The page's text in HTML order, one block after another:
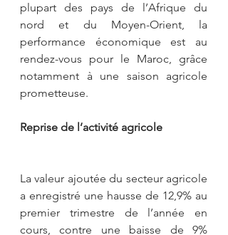
plupart des pays de l’Afrique du
nord et du Moyen-Orient, la
performance économique est au
rendez-vous pour le Maroc, grâce
notamment à une saison agricole
prometteuse.
Reprise de l’activité agricole
La valeur ajoutée du secteur agricole
a enregistré une hausse de 12,9% au
premier trimestre de l’année en
cours, contre une baisse de 9%